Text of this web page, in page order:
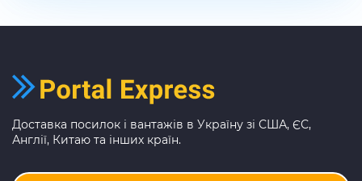
Доставка посилок і вантажів в Україну зі США, ЄС,
Англії, Китаю та інших країн.